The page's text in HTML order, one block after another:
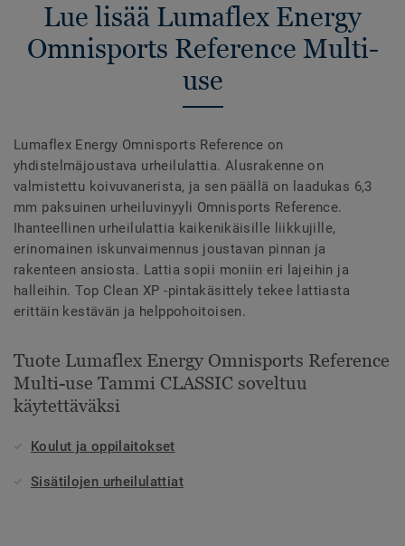
Lue lisää Lumaflex Energy
Omnisports Reference Multi-
use
Lumaflex Energy Omnisports Reference on
yhdistelmäjoustava urheilulattia. Alusrakenne on
valmistettu koivuvanerista, ja sen päällä on laadukas 6,3
mm paksuinen urheiluvinyyli Omnisports Reference.
Ihanteellinen urheilulattia kaikenikäisille liikkujille,
erinomainen iskunvaimennus joustavan pinnan ja
rakenteen ansiosta. Lattia sopii moniin eri lajeihin ja
halleihin. Top Clean XP -pintakäsittely tekee lattiasta
erittäin kestävän ja helppohoitoisen.
Tuote Lumaflex Energy Omnisports Reference
Multi-use Tammi CLASSIC soveltuu
käytettäväksi
Koulut ja oppilaitokset
Sisätilojen urheilulattiat